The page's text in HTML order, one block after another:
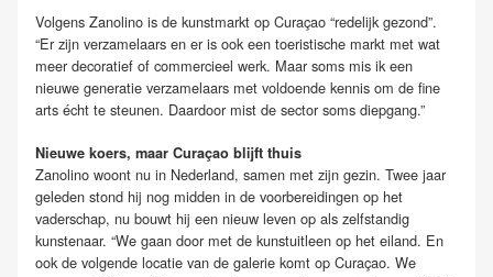
Volgens Zanolino is de kunstmarkt op Curaçao “redelijk gezond”.
“Er zijn verzamelaars en er is ook een toeristische markt met wat
meer decoratief of commercieel werk. Maar soms mis ik een
nieuwe generatie verzamelaars met voldoende kennis om de fine
arts écht te steunen. Daardoor mist de sector soms diepgang.”
Nieuwe koers, maar Curaçao blijft thuis
Zanolino woont nu in Nederland, samen met zijn gezin. Twee jaar
geleden stond hij nog midden in de voorbereidingen op het
vaderschap, nu bouwt hij een nieuw leven op als zelfstandig
kunstenaar. “We gaan door met de kunstuitleen op het eiland. En
ook de volgende locatie van de galerie komt op Curaçao. We